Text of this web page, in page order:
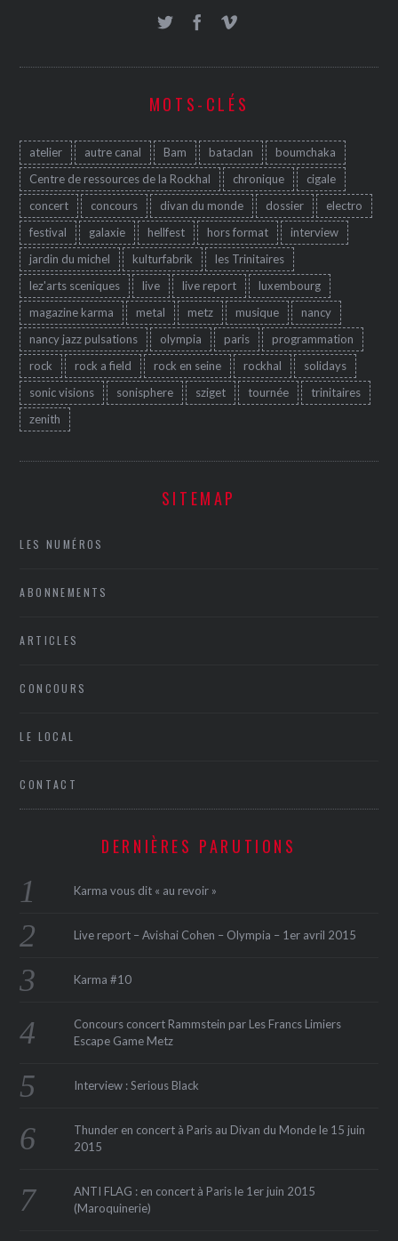
MOTS-CLÉS
atelier autre canal Bam bataclan
boumchaka
Centre de ressources de la Rockhal
chronique
cigale
concert
concours divan du monde dossier
electro
festival
galaxie hellfest hors format
interview
jardin du michel
kulturfabrik
les Trinitaires
lez'arts sceniques
live live report
luxembourg
magazine karma
metal metz musique
nancy
nancy jazz pulsations
olympia paris
programmation
rock
rock a field rock en seine rockhal
solidays
sonic visions
sonisphere sziget tournée
trinitaires
zenith
SITEMAP
LES NUMÉROS
ABONNEMENTS
ARTICLES
CONCOURS
LE LOCAL
CONTACT
DERNIÈRES PARUTIONS
Karma vous dit « au revoir »
Live report – Avishai Cohen – Olympia – 1er avril 2015
Karma #10
Concours concert Rammstein par Les Francs Limiers
Escape Game Metz
Interview : Serious Black
Thunder en concert à Paris au Divan du Monde le 15 juin
2015
ANTI FLAG : en concert à Paris le 1er juin 2015
(Maroquinerie‏)